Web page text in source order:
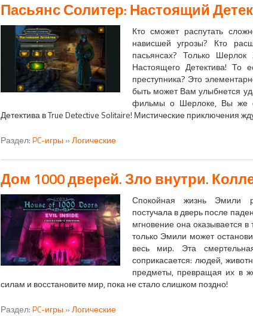
Пасьянс Солитер: Настоящий
Кто сможет распутать
нависшей угрозы? Кто
пасьянсах? Только
Настоящего Детектива!
преступника? Это
быть может Вам улыбнется
фильмы о Шерлоке, Вы же
Детектива в True Detective Solitaire! Мистические приключения
Раздел:PC-игры»Логические
Дом 1000 дверей. Зло внутри.
Спокойная жизнь Эмили
постучала в дверь после
мгновение она оказывается
только Эмили может
весь мир. Эта
соприкасается: людей,
предметы, превращая их в
силам и восстановите мир, пока не стало слишком поздно!
Раздел:PC-игры»Логические